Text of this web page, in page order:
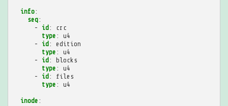
info:
seq:
-
id :
crc
type :
u4
-
id :
edition
type :
u4
-
id :
blocks
type :
u4
-
id :
files
type : u4
inode :